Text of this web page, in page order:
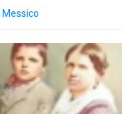
Messico